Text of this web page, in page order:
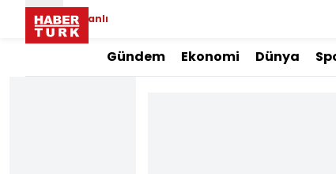
Canlı
Gündem Ekonomi Dünya